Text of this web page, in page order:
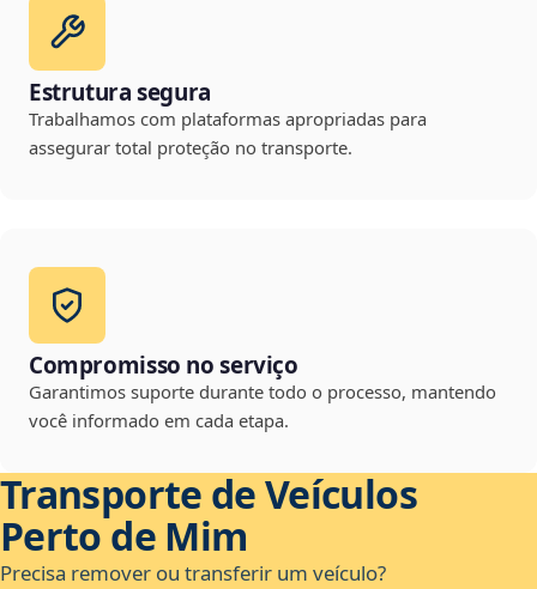
Estrutura segura
Trabalhamos com plataformas apropriadas para
assegurar total proteção no transporte.
Compromisso no serviço
Garantimos suporte durante todo o processo, mantendo
você informado em cada etapa.
Transporte de Veículos
Perto de Mim
Precisa remover ou transferir um veículo?